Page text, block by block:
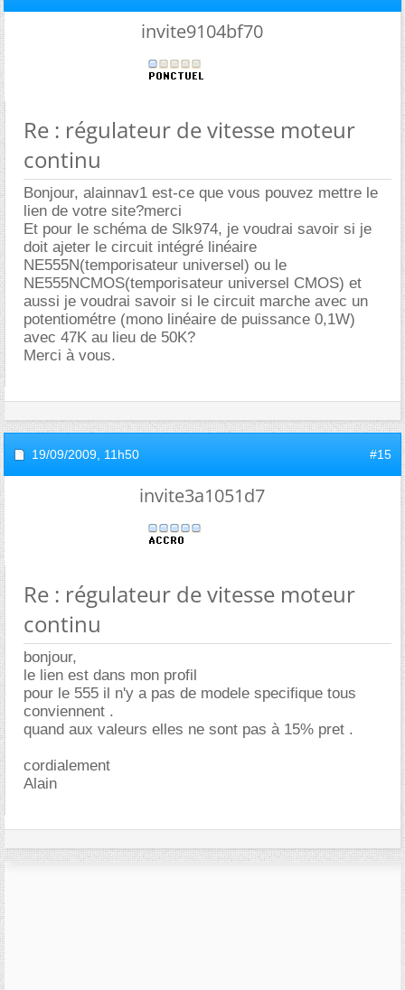
invite9104bf70
Re : régulateur de vitesse moteur
continu
Bonjour, alainnav1 est-ce que vous pouvez mettre le
lien de votre site?merci
Et pour le schéma de Slk974, je voudrai savoir si je
doit ajeter le circuit intégré linéaire
NE555N(temporisateur universel) ou le
NE555NCMOS(temporisateur universel CMOS) et
aussi je voudrai savoir si le circuit marche avec un
potentiométre (mono linéaire de puissance 0,1W)
avec 47K au lieu de 50K?
Merci à vous.
19/09/2009, 11h50 #15
invite3a1051d7
Re : régulateur de vitesse moteur
continu
bonjour,
le lien est dans mon profil
pour le 555 il n'y a pas de modele specifique tous
conviennent .
quand aux valeurs elles ne sont pas à 15% pret .
cordialement
Alain